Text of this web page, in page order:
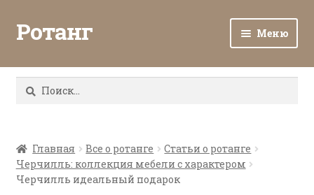
Ротанг Меню
Каталог
Все о ротанге
Найти:
Главная Все о ротанге
Статьи о ротанге
Черчилль: коллекция мебели с характером
Черчилль идеальный подарок